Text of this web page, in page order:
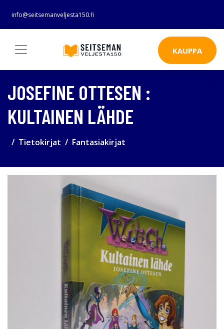
info@seitsemanveljesta150.fi
KAUPPA
JOSEFINE OTTESEN :
KULTAINEN LÄHDE
Tietokirjat Fantasiakirjat